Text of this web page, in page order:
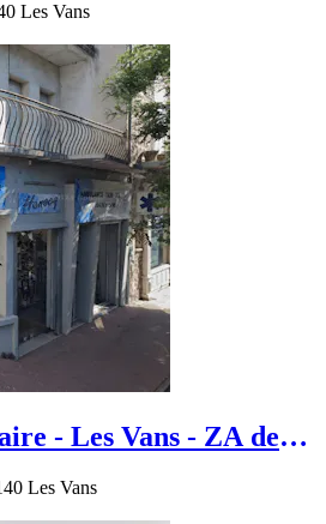
Les Vans
- Les Vans - ZA de
Les Vans